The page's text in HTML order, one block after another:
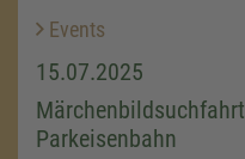
Events
15.07.2025
Parkeisenbahn